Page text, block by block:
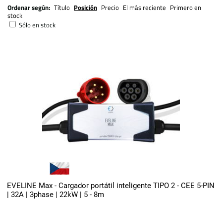
Ordenar según: Título Posición Precio El más reciente Primero en
stock
Sólo en stock
EVELINE Max - Cargador portátil inteligente TIPO 2 - CEE 5-PIN
| 32A | 3phase | 22kW | 5 - 8m